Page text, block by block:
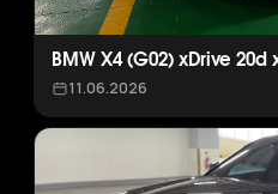
BMW X4 (G02) xDrive 20d
11.06.2026